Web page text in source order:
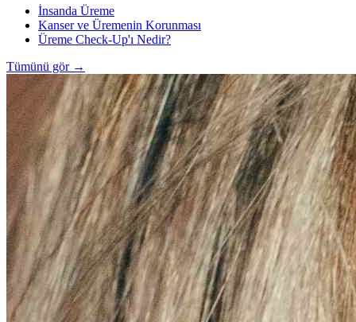
İnsanda Üreme
Kanser ve Üremenin Korunması
Üreme Check-Up'ı Nedir?
Tümünü gör →